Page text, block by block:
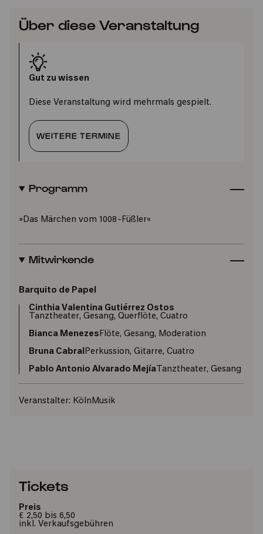
Über diese Veranstaltung
Gut zu wissen
Diese Veranstaltung wird mehrmals gespielt.
WEITERE TERMINE
Programm
»Das Märchen vom 1008-Füßler«
Mitwirkende
Barquito de Papel
Cinthia Valentina Gutiérrez Ostos
Tanztheater, Gesang, Querflöte, Cuatro
Bianca MenezesFlöte, Gesang, Moderation
Bruna CabralPerkussion, Gitarre, Cuatro
Pablo Antonio Alvarado Mejía Tanztheater, Gesang
Veranstalter: KölnMusik
Tickets
Preis
€ 2,50 bis 6,50
inkl. Verkaufsgebühren